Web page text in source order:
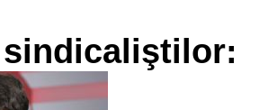
sindicaliştilor: